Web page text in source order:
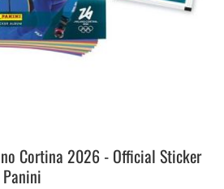
Cortina 2026 - Official Sticker